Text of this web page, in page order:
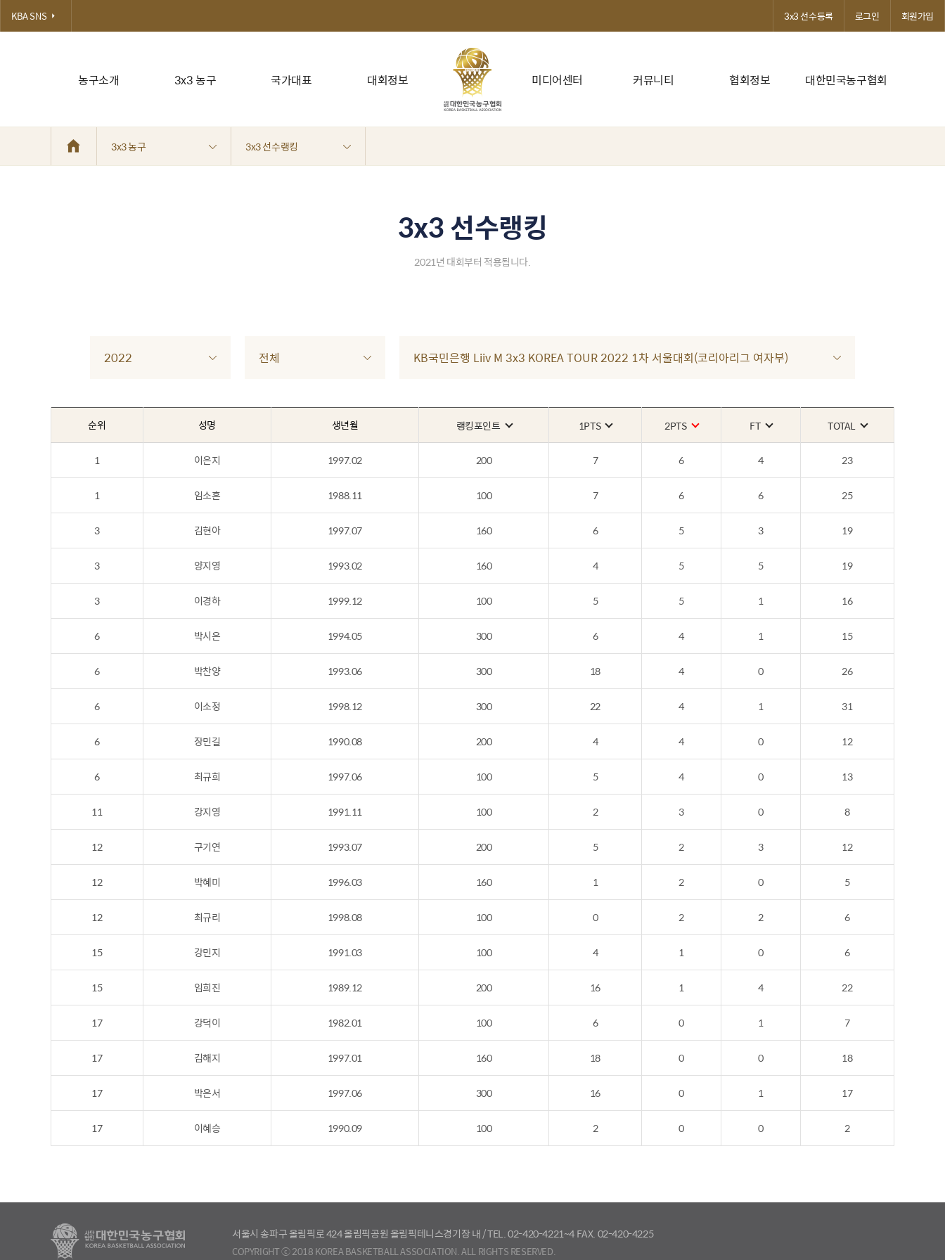
농구소개 3x3 농구 국가대표 대회정보 미디어센터 커뮤니티 협회정보 대한민국농구협회
KBA SNS 3x3 선수등록 로그인 회원가입
3x3 농구 3x3 선수랭킹
3x3 선수랭킹
2021년 대회부터 적용됩니다.
2022 전체 KB국민은행 Liiv M 3x3 KOREA TOUR 2022 1차 서울대회(코리아리그 여자부)
순위 성명 생년월 랭킹포인트 1PTS 2PTS FT TOTAL
1 이은지 1997.02 200 7 6 4 23
1 임소흔 1988.11 100 7 6 6 25
3 김현아 1997.07 160 6 5 3 19
3 양지영 1993.02 160 4 5 5 19
3 이경하 1999.12 100 5 5 1 16
6 박시은 1994.05 300 6 4 1 15
6 박찬양 1993.06 300 18 4 0 26
6 이소정 1998.12 300 22 4 1 31
6 장민길 1990.08 200 4 4 0 12
6 최규희 1997.06 100 5 4 0 13
11 강지영 1991.11 100 2 3 0 8
12 구기연 1993.07 200 5 2 3 12
12 박혜미 1996.03 160 1 2 0 5
12 최규리 1998.08 100 0 2 2 6
15 강민지 1991.03 100 4 1 0 6
15 임희진 1989.12 200 16 1 4 22
17 강덕이 1982.01 100 6 0 1 7
17 김해지 1997.01 160 18 0 0 18
17 박은서 1997.06 300 16 0 1 17
17 이혜승 1990.09 100 2 0 0 2
서울시 송파구 올림픽로 424 올림픽공원 올림픽테니스경기장 내/TEL. 02-420-4221~4FAX. 02-420-4225
COPYRIGHT ⓒ 2018 KOREA BASKETBALL ASSOCIATION. ALL RIGHTS RESERVED.